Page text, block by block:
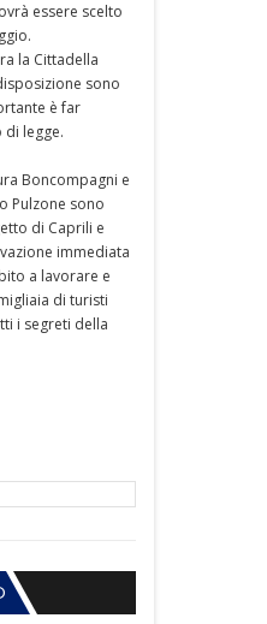
essere scelto
la Cittadella
sono
è far
legge.
Boncompagni e
Pulzone sono
di Caprili e
immediata
a lavorare e
di turisti
i segreti della